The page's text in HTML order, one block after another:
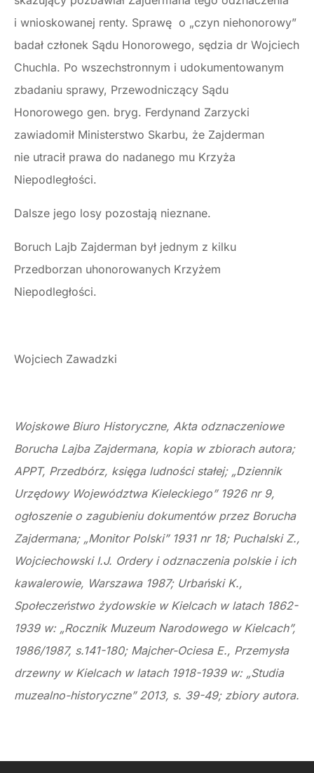
i wnioskowanej renty. Sprawę o „czyn niehonorowy”
badał członek Sądu Honorowego, sędzia dr Wojciech
Chuchla. Po wszechstronnym i udokumentowanym
zbadaniu sprawy, Przewodniczący Sądu
Honorowego gen. bryg. Ferdynand Zarzycki
zawiadomił Ministerstwo Skarbu, że Zajderman
nie utracił prawa do nadanego mu Krzyża
Niepodległości.
Dalsze jego losy pozostają nieznane.
Boruch Lajb Zajderman był jednym z kilku
Przedborzan uhonorowanych Krzyżem
Niepodległości.
Wojciech Zawadzki
Wojskowe Biuro Historyczne, Akta odznaczeniowe
Borucha Lajba Zajdermana, kopia w zbiorach autora;
APPT, Przedbórz, księga ludności stałej; „Dziennik
Urzędowy Województwa Kieleckiego” 1926 nr 9,
ogłoszenie o zagubieniu dokumentów przez Borucha
Zajdermana; „Monitor Polski” 1931 nr 18; Puchalski Z.,
Wojciechowski I.J. Ordery i odznaczenia polskie i ich
kawalerowie, Warszawa 1987; Urbański K.,
Społeczeństwo żydowskie w Kielcach w latach 1862-
1939 w: „Rocznik Muzeum Narodowego w Kielcach”,
1986/1987, s.141-180; Majcher-Ociesa E., Przemysła
drzewny w Kielcach w latach 1918-1939 w: „Studia
muzealno-historyczne” 2013, s. 39-49; zbiory autora.